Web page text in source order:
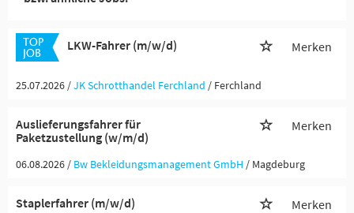
LKW-Fahrer (m/w/d) Merken
25.07.2026 /JK Schrotthandel Ferchland / Ferchland
Auslieferungsfahrer für
Paketzustellung (w/m/d)
Merken
06.08.2026 / Bw Bekleidungsmanagement GmbH / Magdeburg
Staplerfahrer (m/w/d) Merken